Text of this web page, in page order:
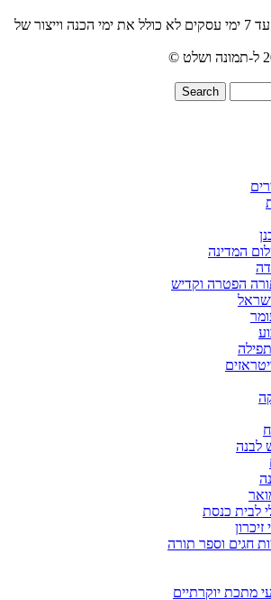
זמני משלוחים עד הבית עד 7 ימי עסקים לא כולל את ימי הכנה וייצור של
Search
המדינה
הפטרה וקדיש
לבנה
לבית כנסת
חגים וספר תורה
מתכת יוקרתיים